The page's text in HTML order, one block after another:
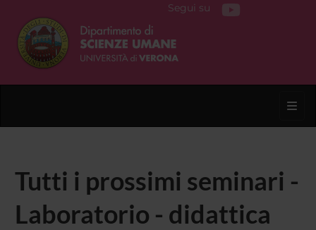
Segui su
Tutti i prossimi seminari -
Laboratorio - didattica